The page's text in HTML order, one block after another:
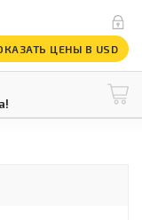
ЦЕНЫ В USD